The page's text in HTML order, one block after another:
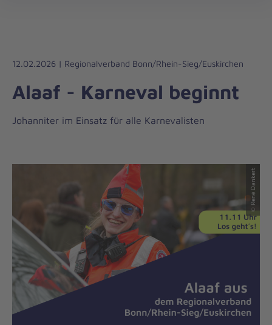
12.02.2026 | Regionalverband Bonn/Rhein-Sieg/Euskirchen
Alaaf - Karneval beginnt
Johanniter im Einsatz für alle Karnevalisten
© René Dankert